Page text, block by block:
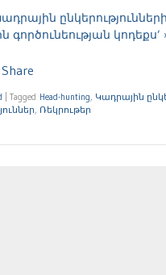
ընկերությունների
կոդեքս’
Share
Tagged Head-hunting, Կադրային
, Ռեկրութեր